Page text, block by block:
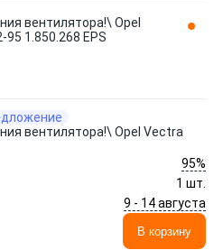
вентилятора!\ Opel
1.850.268 EPS
вентилятора!\ Opel Vectra
95%
1 шт.
9 - 14 августа
В корзину